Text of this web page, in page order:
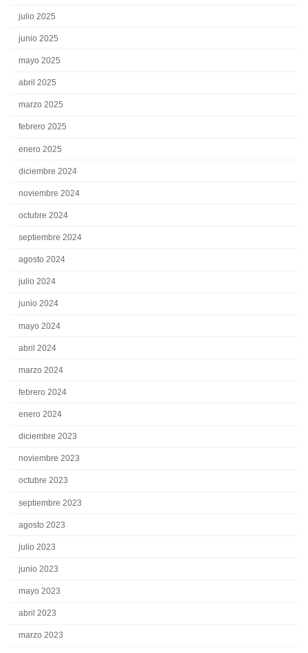
julio 2025
junio 2025
mayo 2025
abril 2025
marzo 2025
febrero 2025
enero 2025
diciembre 2024
noviembre 2024
octubre 2024
septiembre 2024
agosto 2024
julio 2024
junio 2024
mayo 2024
abril 2024
marzo 2024
febrero 2024
enero 2024
diciembre 2023
noviembre 2023
octubre 2023
septiembre 2023
agosto 2023
julio 2023
junio 2023
mayo 2023
abril 2023
marzo 2023